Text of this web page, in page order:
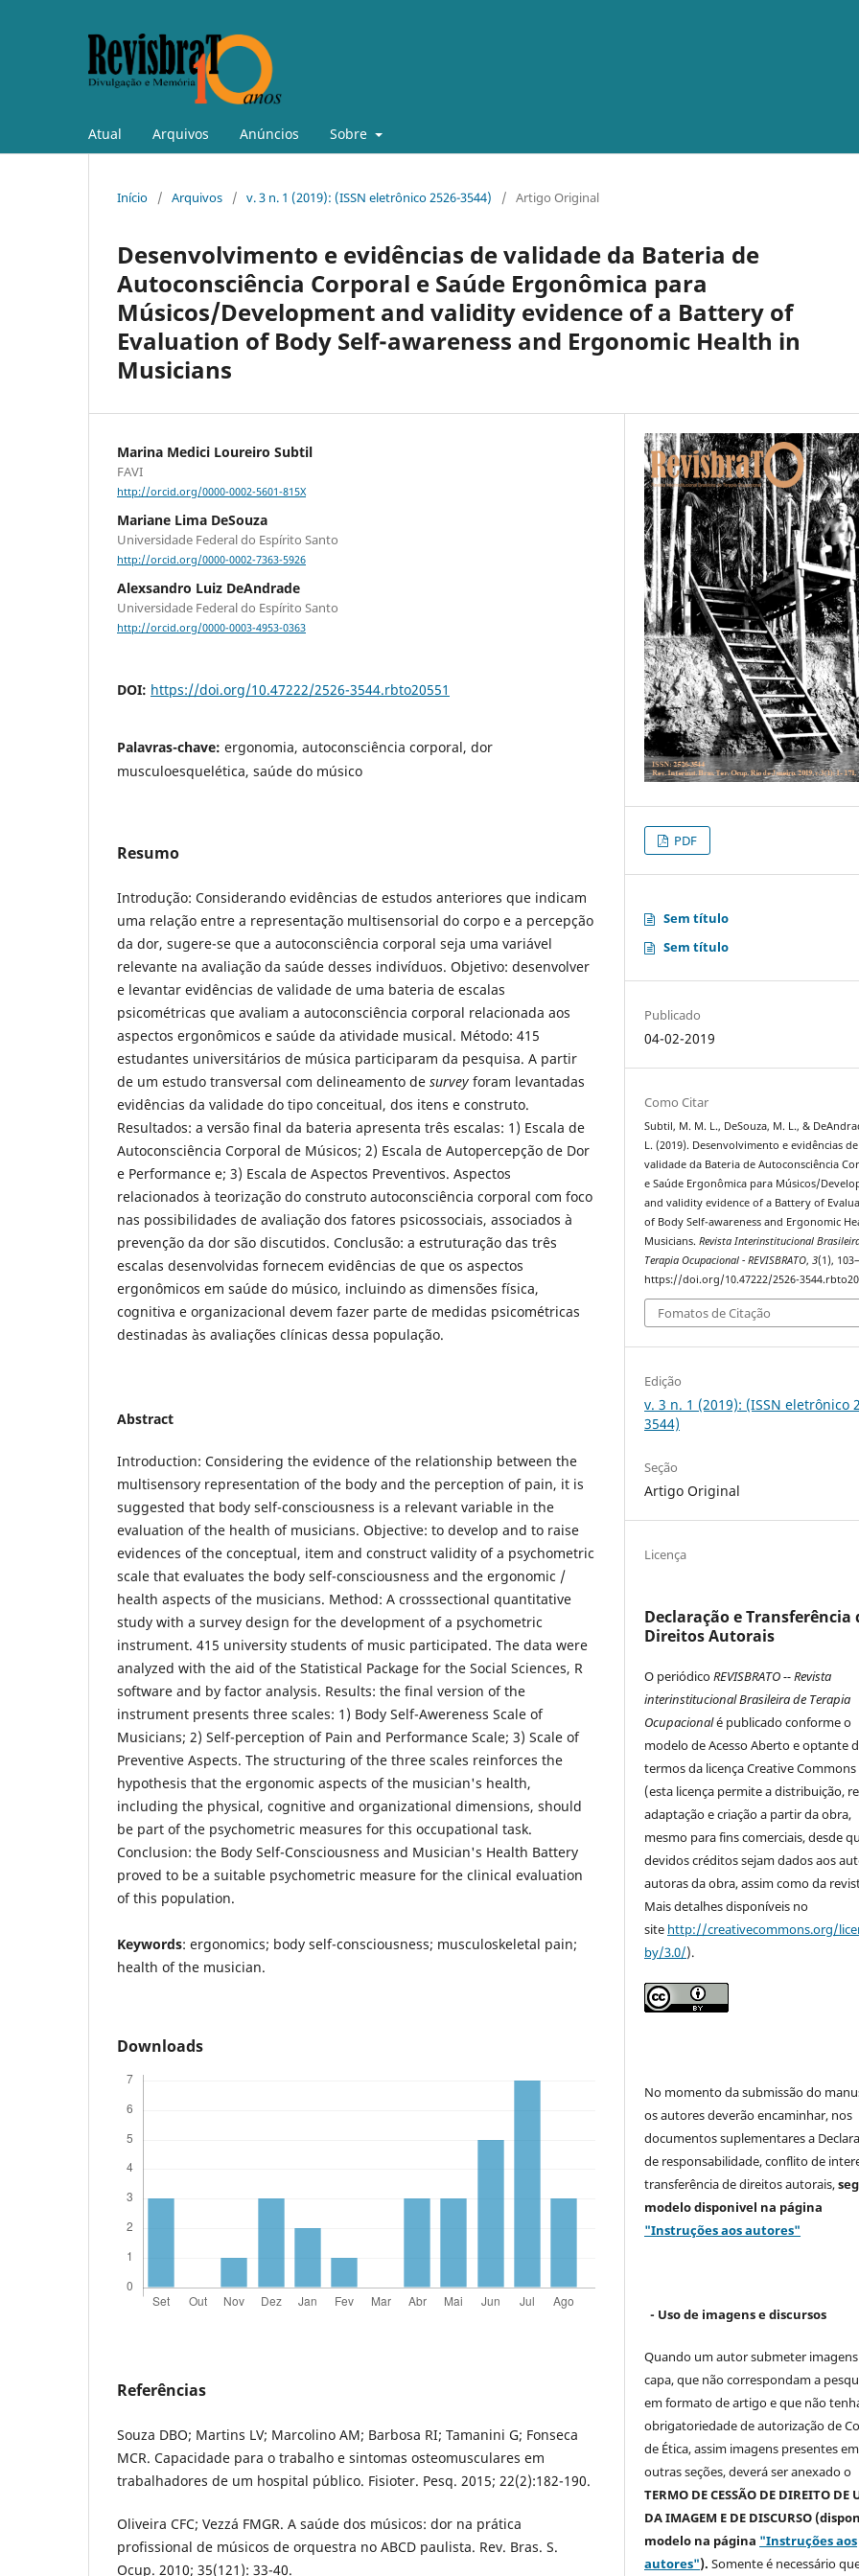
Atual Arquivos Anúncios Sobre
Início / Arquivos / v. 3 n. 1 (2019): (ISSN eletrônico 2526-3544) / Artigo Original
Desenvolvimento e evidências de validade da Bateria de
Autoconsciência Corporal e Saúde Ergonômica para
Músicos/Development and validity evidence of a Battery of
Evaluation of Body Self-awareness and Ergonomic Health in
Musicians
Marina Medici Loureiro Subtil
FAVI
http://orcid.org/0000-0002-5601-815X
Mariane Lima DeSouza
Universidade Federal do Espírito Santo
http://orcid.org/0000-0002-7363-5926
Alexsandro Luiz DeAndrade
Universidade Federal do Espírito Santo
http://orcid.org/0000-0003-4953-0363
DOI: https://doi.org/10.47222/2526-3544.rbto20551
Palavras-chave: ergonomia, autoconsciência corporal, dor
musculoesquelética, saúde do músico
Resumo
Introdução: Considerando evidências de estudos anteriores que indicam
uma relação entre a representação multisensorial do corpo e a percepção
da dor, sugere-se que a autoconsciência corporal seja uma variável
relevante na avaliação da saúde desses indivíduos. Objetivo: desenvolver
e levantar evidências de validade de uma bateria de escalas
psicométricas que avaliam a autoconsciência corporal relacionada aos
aspectos ergonômicos e saúde da atividade musical. Método: 415
estudantes universitários de música participaram da pesquisa. A partir
de um estudo transversal com delineamento de survey foram levantadas
evidências da validade do tipo conceitual, dos itens e construto.
Resultados: a versão final da bateria apresenta três escalas: 1) Escala de
Autoconsciência Corporal de Músicos; 2) Escala de Autopercepção de Dor
e Performance e; 3) Escala de Aspectos Preventivos. Aspectos
relacionados à teorização do construto autoconsciência corporal com foco
nas possibilidades de avaliação dos fatores psicossociais, associados à
prevenção da dor são discutidos. Conclusão: a estruturação das três
escalas desenvolvidas fornecem evidências de que os aspectos
ergonômicos em saúde do músico, incluindo as dimensões física,
cognitiva e organizacional devem fazer parte de medidas psicométricas
destinadas às avaliações clínicas dessa população.
Abstract
Introduction: Considering the evidence of the relationship between the
multisensory representation of the body and the perception of pain, it is
suggested that body self-consciousness is a relevant variable in the
evaluation of the health of musicians. Objective: to develop and to raise
evidences of the conceptual, item and construct validity of a psychometric
scale that evaluates the body self-consciousness and the ergonomic /
health aspects of the musicians. Method: A crosssectional quantitative
study with a survey design for the development of a psychometric
instrument. 415 university students of music participated. The data were
analyzed with the aid of the Statistical Package for the Social Sciences, R
software and by factor analysis. Results: the final version of the
instrument presents three scales: 1) Body Self-Awereness Scale of
Musicians; 2) Self-perception of Pain and Performance Scale; 3) Scale of
Preventive Aspects. The structuring of the three scales reinforces the
hypothesis that the ergonomic aspects of the musician's health,
including the physical, cognitive and organizational dimensions, should
be part of the psychometric measures for this occupational task.
Conclusion: the Body Self-Consciousness and Musician's Health Battery
proved to be a suitable psychometric measure for the clinical evaluation
of this population.
Keywords: ergonomics; body self-consciousness; musculoskeletal pain;
health of the musician.
Downloads
Referências
Souza DBO; Martins LV; Marcolino AM; Barbosa RI; Tamanini G; Fonseca
MCR. Capacidade para o trabalho e sintomas osteomusculares em
trabalhadores de um hospital público. Fisioter. Pesq. 2015; 22(2):182-190.
Oliveira CFC; Vezzá FMGR. A saúde dos músicos: dor na prática
profissional de músicos de orquestra no ABCD paulista. Rev. Bras. S.
Ocup. 2010; 35(121): 33-40.
PDF
Sem título
Sem título
Publicado
04-02-2019
Como Citar
Subtil, M. M. L., DeSouza, M. L., &
L. (2019). Desenvolvimento e evidências de
validade da Bateria de Autoconsciência
e Saúde Ergonômica para Músicos/
and validity evidence of a Battery of
of Body Self-awareness and Ergonomic
Musicians.Revista Interinstitucional
Terapia Ocupacional - REVISBRATO,3(1),
https://doi.org/10.47222/2526-
Fomatos de Citação
Edição
v. 3 n. 1 (2019): (ISSN eletrônico
3544)
Seção
Artigo Original
Licença
Declaração e Transferência
Direitos Autorais
O periódicoREVISBRATO -- Revista
interinstitucional Brasileira de Terapia
Ocupacionalé publicado conforme o
modelo de Acesso Aberto e optante
termos da licença Creative Commons
(esta licença permite a distribuição,
adaptação e criação a partir da obra,
mesmo para fins comerciais, desde
devidos créditos sejam dados aos
autoras da obra, assim como da
Mais detalhes disponíveis no
site http://creativecommons.org/
by/3.0/).
No momento da submissão do
os autores deverão encaminhar, nos
documentos suplementares a
de responsabilidade, conflito de
transferência de direitos autorais,
modelodisponivel na página
"Instruções aos autores"
- Uso de imagens e discursos
Quando um autor submeter
capa, que não correspondam a
em formato de artigo e que não
obrigatoriedade de autorização de
de Ética, assim imagens presentes em
outras seções, deverá ser anexado o
TERMO DE CESSÃO DE DIREITO DE
DA IMAGEM E DE DISCURSO
modelo na página "Instruções aos
autores"). Somente é necessário